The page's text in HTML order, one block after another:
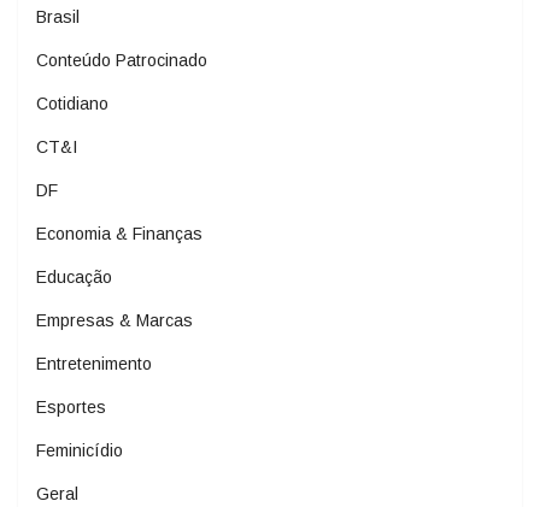
Brasil
Conteúdo Patrocinado
Cotidiano
CT&I
DF
Economia & Finanças
Educação
Empresas & Marcas
Entretenimento
Esportes
Feminicídio
Geral